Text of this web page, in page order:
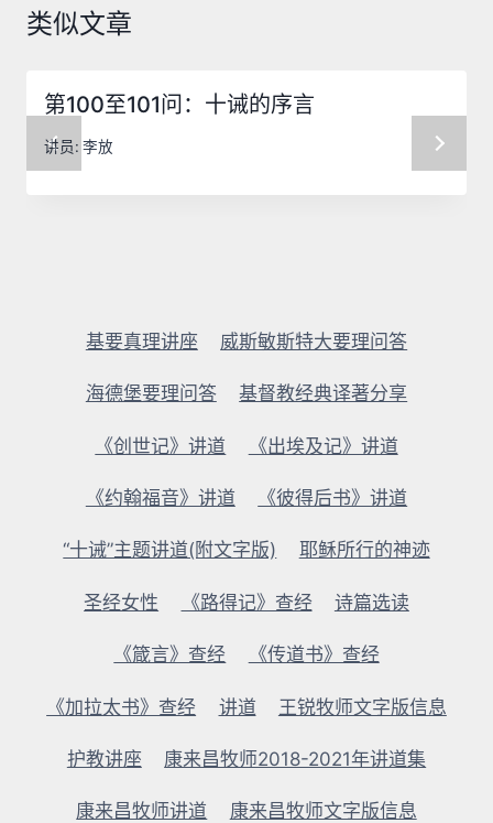
类似文章
第100至101问：十诫的序言
讲员: 李放
基要真理讲座 威斯敏斯特大要理问答
海德堡要理问答 基督教经典译著分享
《创世记》讲道 《出埃及记》讲道
《约翰福音》讲道 《彼得后书》讲道
“十诫”主题讲道(附文字版) 耶稣所行的神迹
圣经女性 《路得记》查经 诗篇选读
《箴言》查经 《传道书》查经
《加拉太书》查经 讲道 王锐牧师文字版信息
护教讲座 康来昌牧师2018-2021年讲道集
康来昌牧师讲道 康来昌牧师文字版信息